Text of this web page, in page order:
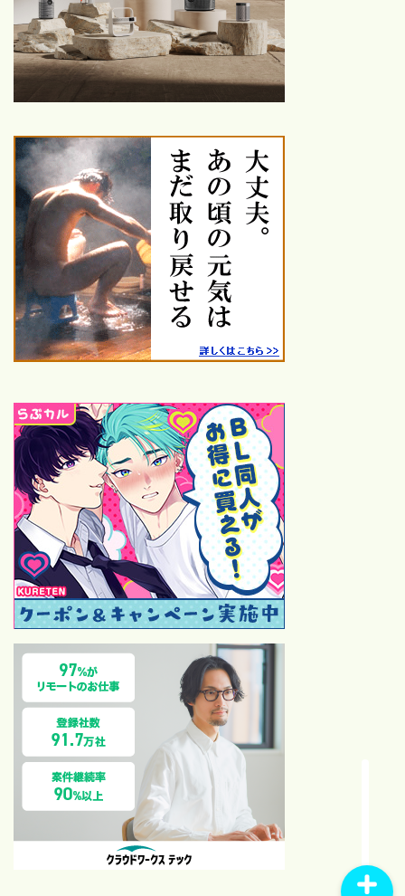
名作映画BEST50×6
【随時更新！】おすすめ映画
カレンダー｜季節・行事・キ
青春映画おすすめ｜1980年
代〜2020年代の名作・話題
作を厳選紹介
鑑賞した映画
26年鑑賞【25本】
23年鑑賞【109本】
ハロプロ
【保存版】モーニング娘。歴
代シングル一覧｜売上・順
位・カップリング完全ガイド
【2026最新】モーニング
娘。歴代オーディション全記
録！1期〜18期合格者と落選
後の有名人まとめ
【祝・サブスク解禁】モーニ
ング娘。の“通好み14曲”を語
らせてください｜在宅ファン
の偏愛セレクト